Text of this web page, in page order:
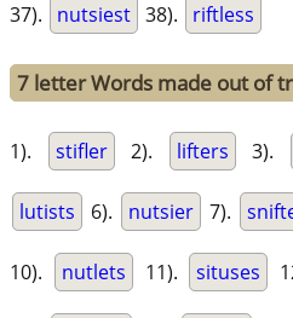
37). nutsiest 38). riftless
7 letter Words made out of
1). stifler 2). lifters 3).
lutists 6). nutsier 7).
10). nutlets 11). situses